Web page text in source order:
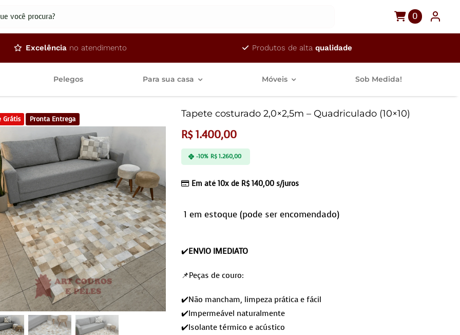
0
Excelência no atendimento Produtos de altaqualidade
Pelegos Para sua casa Móveis Sob Medida!
Grátis Pronta Entrega Tapete costurado 2,0×2,5m – Quadriculado (10×10)
R$1.400,00
Em até 10x de R$140,00 s/juros
-10% R$1.260,00
1 em estoque (pode ser encomendado)
✔️ENVIO IMEDIATO
📌Peças de couro:
✔️Não mancham, limpeza prática e fácil
✔️Impermeável naturalmente
✔️Isolante térmico e acústico